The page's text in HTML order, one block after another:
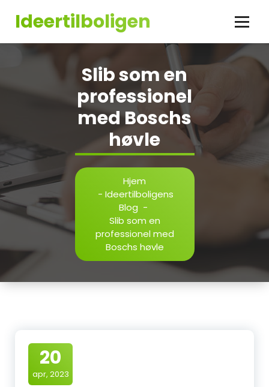
Ideertilboligen
Slib som en
professionel
med Boschs
høvle
Hjem
- Ideertilboligens
Blog -
Slib som en
professionel med
Boschs høvle
20
apr, 2023